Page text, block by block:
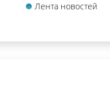
Лента новостей